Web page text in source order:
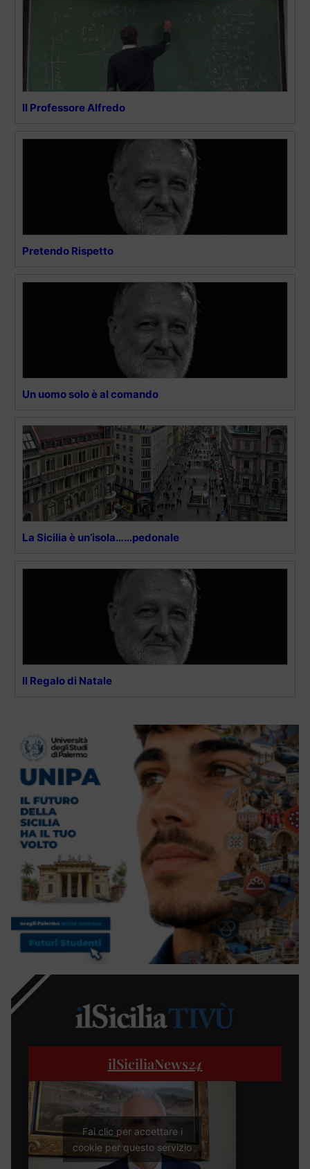
Il Professore Alfredo
Pretendo Rispetto
Un uomo solo è al comando
La Sicilia è un’isola……pedonale
Il Regalo di Natale
ilSiciliaNews24
Fai clic per accettare i
cookie per questo servizio